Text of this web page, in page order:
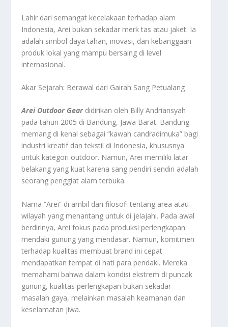
Lahir dari semangat kecelakaan terhadap alam
Indonesia, Arei bukan sekadar merk tas atau jaket. Ia
adalah simbol daya tahan, inovasi, dan kebanggaan
produk lokal yang mampu bersaing di level
internasional.
Akar Sejarah: Berawal dari Gairah Sang Petualang
Arei Outdoor Geardidirikan oleh Billy Andriansyah
pada tahun 2005 di Bandung, Jawa Barat. Bandung
memang di kenal sebagai “kawah candradimuka” bagi
industri kreatif dan tekstil di Indonesia, khususnya
untuk kategori outdoor. Namun, Arei memiliki latar
belakang yang kuat karena sang pendiri sendiri adalah
seorang penggiat alam terbuka.
Nama “Arei” di ambil dari filosofi tentang area atau
wilayah yang menantang untuk di jelajahi. Pada awal
berdirinya, Arei fokus pada produksi perlengkapan
mendaki gunung yang mendasar. Namun, komitmen
terhadap kualitas membuat brand ini cepat
mendapatkan tempat di hati para pendaki. Mereka
memahami bahwa dalam kondisi ekstrem di puncak
gunung, kualitas perlengkapan bukan sekadar
masalah gaya, melainkan masalah keamanan dan
keselamatan jiwa.